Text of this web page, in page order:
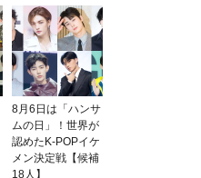
8月6日は「ハンサ
ムの日」！世界が
認めたK-POPイケ
メン決定戦【候補
18人】